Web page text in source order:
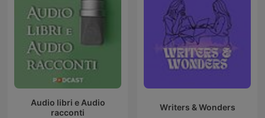
Audio libri e Audio
racconti
Writers & Wonders